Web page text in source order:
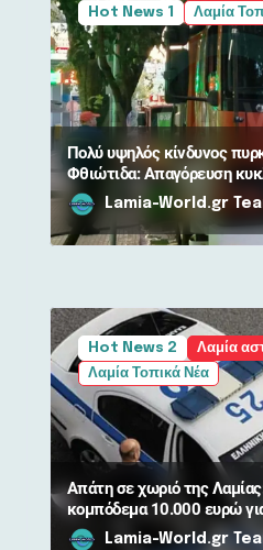
θ
ρ
ω
ν
Hot News 1 Λαμία
Πολύ υψηλός κίνδυνος
Φθιώτιδα: Απαγόρευση
περιοχές NATURA
Lamia-World.gr
Hot News 2
Λαμία
Λαμία Τοπικά Νέα
Απάτη σε χωριό της
κομπόδεμα 10.000 ευρώ
Lamia-World.gr